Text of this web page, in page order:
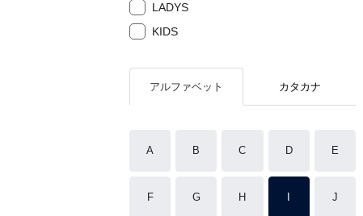
LADYS
KIDS
アルファベット カタカナ
A B C D E
F G H J